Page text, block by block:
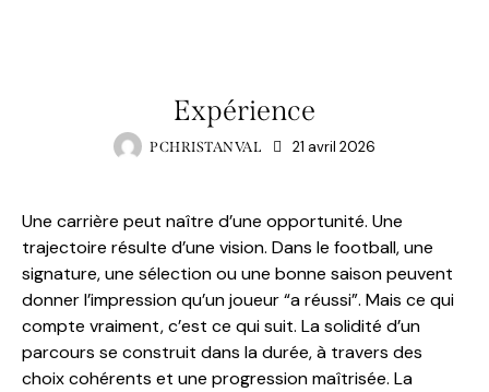
Expérience
PCHRISTANVAL 21 avril 2026
Une carrière peut naître d’une opportunité. Une
trajectoire résulte d’une vision. Dans le football, une
signature, une sélection ou une bonne saison peuvent
donner l’impression qu’un joueur “a réussi”. Mais ce qui
compte vraiment, c’est ce qui suit. La solidité d’un
parcours se construit dans la durée, à travers des
choix cohérents et une progression maîtrisée. La